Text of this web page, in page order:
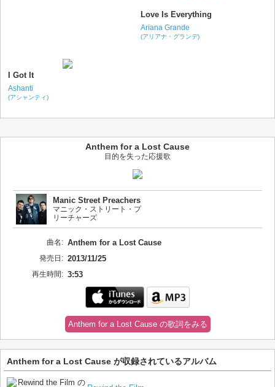
Love Is Everything
Ariana Grande
(アリアナ・グランデ)
I Got It
Ashanti
(アシャンティ)
Anthem for a Lost Cause
目的を失った応援歌
Manic Street Preachers
マニック・ストリート・プ
リーチャーズ
曲名: Anthem for a Lost Cause
発売日: 2013/11/25
再生時間: 3:53
Anthem for a Lost Cause の歌詞をみる
Anthem for a Lost Cause が収録されているアルバム